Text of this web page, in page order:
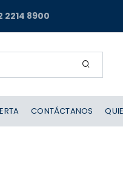
2214 8900
CONTÁCTANOS